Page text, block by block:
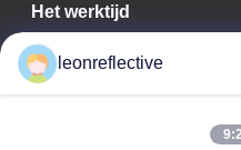
Het werktijd
9:00-18:00
Ons adres
leonreflective